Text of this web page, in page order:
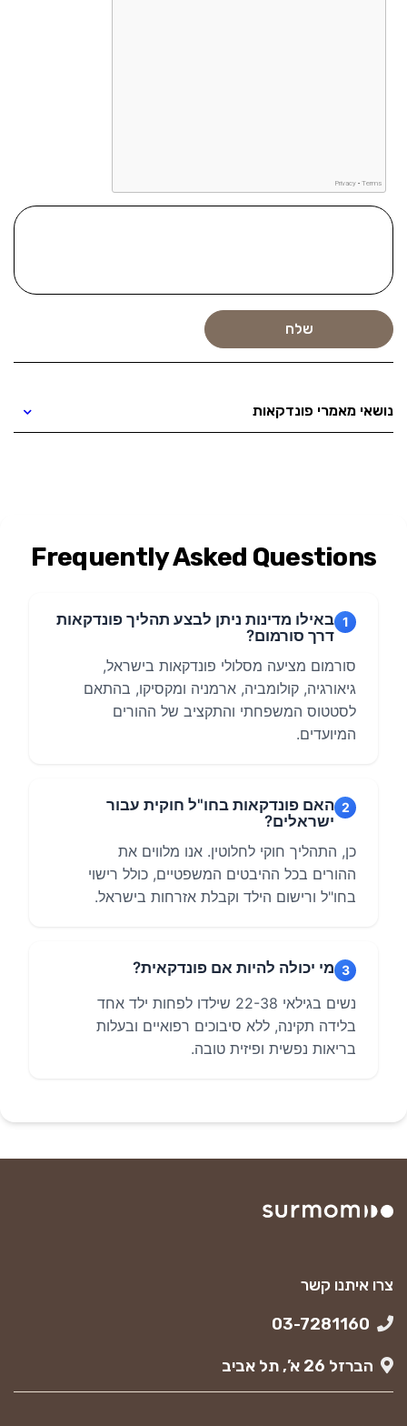
נושאי מאמרי פונדקאות
Frequently Asked Questions
1 באילו מדינות ניתן לבצע תהליך פונדקאות
דרך סורמום?
סורמום מציעה מסלולי פונדקאות בישראל,
גיאורגיה, קולומביה, ארמניה ומקסיקו, בהתאם
לסטטוס המשפחתי והתקציב של ההורים
המיועדים.
2 האם פונדקאות בחו"ל חוקית עבור
ישראלים?
כן, התהליך חוקי לחלוטין. אנו מלווים את
ההורים בכל ההיבטים המשפטיים, כולל רישוי
בחו"ל ורישום הילד וקבלת אזרחות בישראל.
3 מי יכולה להיות אם פונדקאית?
נשים בגילאי 22-38 שילדו לפחות ילד אחד
בלידה תקינה, ללא סיבוכים רפואיים ובעלות
בריאות נפשית ופיזית טובה.
צרו איתנו קשר
הברזל 26 א’, תל אביב